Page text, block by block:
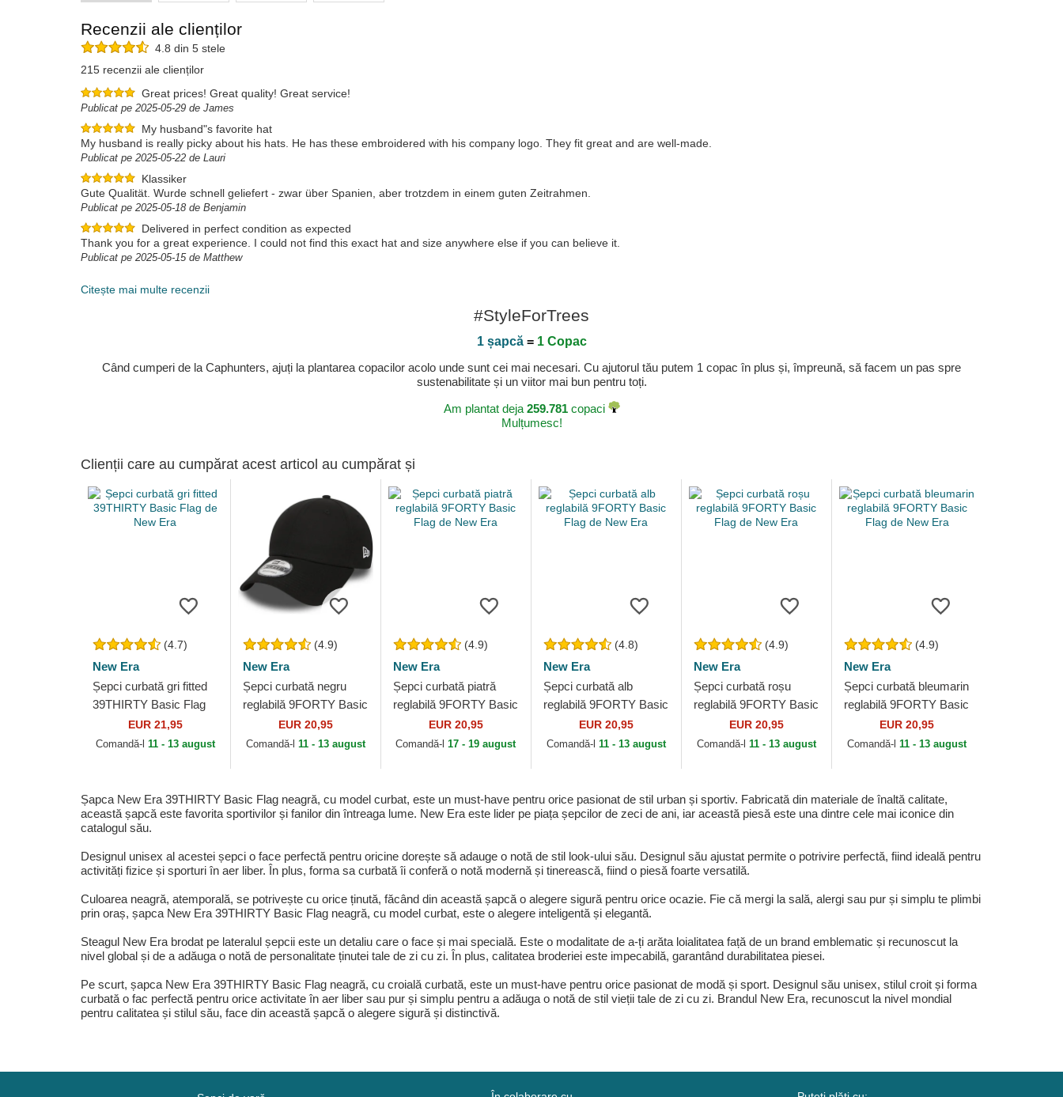
Recenzii ale clienților
4.8 din 5 stele
215 recenzii ale clienților
Great prices! Great quality! Great service!
Publicat pe 2025-05-29 de James
My husband"s favorite hat
My husband is really picky about his hats. He has these embroidered with his company logo. They fit great and are well-made.
Publicat pe 2025-05-22 de Lauri
Klassiker
Gute Qualität. Wurde schnell geliefert - zwar über Spanien, aber trotzdem in einem guten Zeitrahmen.
Publicat pe 2025-05-18 de Benjamin
Delivered in perfect condition as expected
Thank you for a great experience. I could not find this exact hat and size anywhere else if you can believe it.
Publicat pe 2025-05-15 de Matthew
Citește mai multe recenzii
#StyleForTrees
1 șapcă= 1 Copac
Când cumperi de la Caphunters, ajuți la plantarea copacilor acolo unde sunt cei mai necesari. Cu ajutorul tău putem 1 copac în plus și, împreună, să facem un pas spre
sustenabilitate și un viitor mai bun pentru toți.
Am plantat deja 259.781copaci
Mulțumesc!
Clienții care au cumpărat acest articol au cumpărat și
(4.7)
New Era
Șepci curbată gri fitted
39THIRTY Basic Flag
de New EraEUR 21,95
Comandă-l 11 - 13 august
(4.9)
New Era
Șepci curbată negru
reglabilă 9FORTY Basic
Flag de New Era
EUR 20,95
Comandă-l 11 - 13 august
(4.9)
New Era
Șepci curbată piatră
reglabilă 9FORTY Basic
Flag de New Era
EUR 20,95
Comandă-l17 - 19 august
(4.8)
New Era
Șepci curbată alb
reglabilă 9FORTY Basic
Flag de New Era
EUR 20,95
Comandă-l 11 - 13 august
(4.9)
New Era
Șepci curbată roșu
reglabilă 9FORTY Basic
Flag de New Era
EUR 20,95
Comandă-l 11 - 13 august
(4.9)
New Era
Șepci curbată bleumarin
reglabilă 9FORTY Basic
Flag de New Era
EUR 20,95
Comandă-l11 - 13 august
Șapca New Era 39THIRTY Basic Flag neagră, cu model curbat, este un must-have pentru orice pasionat de stil urban și sportiv. Fabricată din materiale de înaltă calitate,
această șapcă este favorita sportivilor și fanilor din întreaga lume. New Era este lider pe piața șepcilor de zeci de ani, iar această piesă este una dintre cele mai iconice din
catalogul său.
Designul unisex al acestei șepci o face perfectă pentru oricine dorește să adauge o notă de stil look-ului său. Designul său ajustat permite o potrivire perfectă, fiind ideală pentru
activități fizice și sporturi în aer liber. În plus, forma sa curbată îi conferă o notă modernă și tinerească, fiind o piesă foarte versatilă.
Culoarea neagră, atemporală, se potrivește cu orice ținută, făcând din această șapcă o alegere sigură pentru orice ocazie. Fie că mergi la sală, alergi sau pur și simplu te plimbi
prin oraș, șapca New Era 39THIRTY Basic Flag neagră, cu model curbat, este o alegere inteligentă și elegantă.
Steagul New Era brodat pe lateralul șepcii este un detaliu care o face și mai specială. Este o modalitate de a-ți arăta loialitatea față de un brand emblematic și recunoscut la
nivel global și de a adăuga o notă de personalitate ținutei tale de zi cu zi. În plus, calitatea broderiei este impecabilă, garantând durabilitatea piesei.
Pe scurt, șapca New Era 39THIRTY Basic Flag neagră, cu croială curbată, este un must-have pentru orice pasionat de modă și sport. Designul său unisex, stilul croit și forma
curbată o fac perfectă pentru orice activitate în aer liber sau pur și simplu pentru a adăuga o notă de stil vieții tale de zi cu zi. Brandul New Era, recunoscut la nivel mondial
pentru calitatea și stilul său, face din această șapcă o alegere sigură și distinctivă.